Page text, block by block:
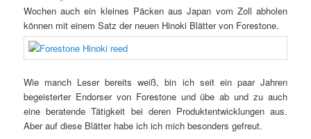
Wochen auch ein kleines Päcken aus Japan vom Zoll abholen
können mit einem Satz der neuen Hinoki Blätter von Forestone.
Wie manch Leser bereits weiß, bin ich seit ein paar Jahren
begeisterter Endorser von Forestone und übe ab und zu auch
eine beratende Tätigkeit bei deren Produktentwicklungen aus.
Aber auf diese Blätter habe ich ich mich besonders gefreut.